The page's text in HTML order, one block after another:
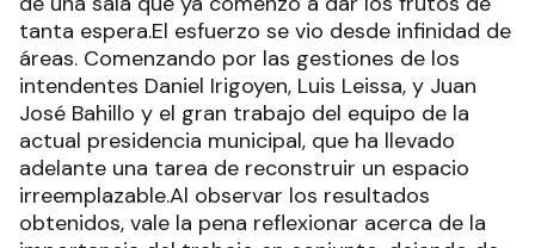
tanta espera.El esfuerzo se vio desde infinidad de
áreas. Comenzando por las gestiones de los
intendentes Daniel Irigoyen, Luis Leissa, y Juan
José Bahillo y el gran trabajo del equipo de la
actual presidencia municipal, que ha llevado
adelante una tarea de reconstruir un espacio
irreemplazable.Al observar los resultados
obtenidos, vale la pena reflexionar acerca de la